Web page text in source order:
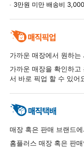
3만원 미만 배송비
가까운 매장에서 원하는
가까운 매장을 확인하
서 바로 픽업 할 수 있어
매장 혹은 판매 브랜드
홈플러스 매장 혹은 판